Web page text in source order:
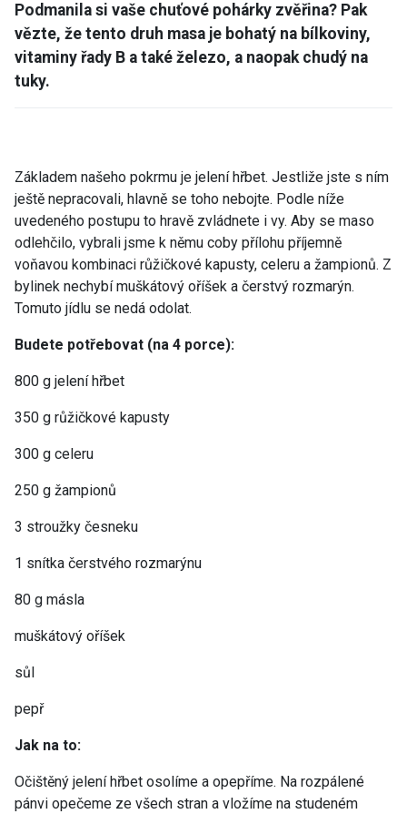
Podmanila si vaše chuťové pohárky zvěřina? Pak
vězte, že tento druh masa je bohatý na bílkoviny,
vitaminy řady B a také železo, a naopak chudý na
tuky.
Základem našeho pokrmu je jelení hřbet. Jestliže jste s ním
ještě nepracovali, hlavně se toho nebojte. Podle níže
uvedeného postupu to hravě zvládnete i vy. Aby se maso
odlehčilo, vybrali jsme k němu coby přílohu příjemně
voňavou kombinaci růžičkové kapusty, celeru a žampionů. Z
bylinek nechybí muškátový oříšek a čerstvý rozmarýn.
Tomuto jídlu se nedá odolat.
Budete potřebovat (na 4 porce):
800 g jelení hřbet
350 g růžičkové kapusty
300 g celeru
250 g žampionů
3 stroužky česneku
1 snítka čerstvého rozmarýnu
80 g másla
muškátový oříšek
sůl
pepř
Jak na to:
Očištěný jelení hřbet osolíme a opepříme. Na rozpálené
pánvi opečeme ze všech stran a vložíme na studeném